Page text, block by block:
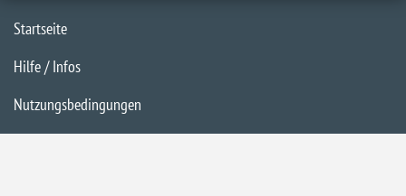
Startseite
Hilfe / Infos
Nutzungsbedingungen